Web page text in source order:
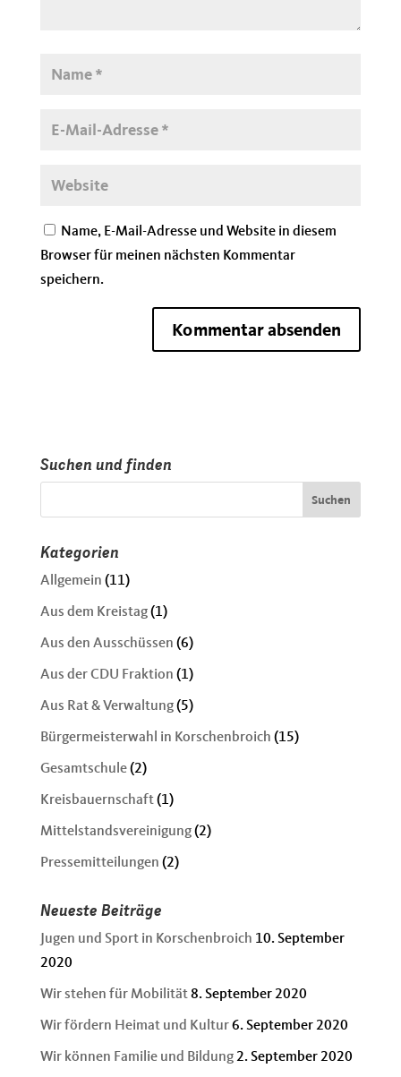
Name, E-Mail-Adresse und Website in diesem
Browser für meinen nächsten Kommentar
speichern.
Suchen und finden
Kategorien
Allgemein (11)
Aus dem Kreistag(1)
Aus den Ausschüssen (6)
Aus der CDU Fraktion (1)
Aus Rat & Verwaltung(5)
Bürgermeisterwahl in Korschenbroich (15)
Gesamtschule(2)
Kreisbauernschaft(1)
Mittelstandsvereinigung(2)
Pressemitteilungen (2)
Neueste Beiträge
Jugen und Sport in Korschenbroich 10. September
2020
Wir stehen für Mobilität 8. September 2020
Wir fördern Heimat und Kultur 6. September 2020
Wir können Familie und Bildung 2. September 2020